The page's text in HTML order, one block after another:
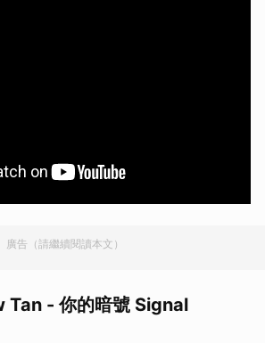
廣告（請繼續閱讀本文）
Tan - 你的暗號 Signal